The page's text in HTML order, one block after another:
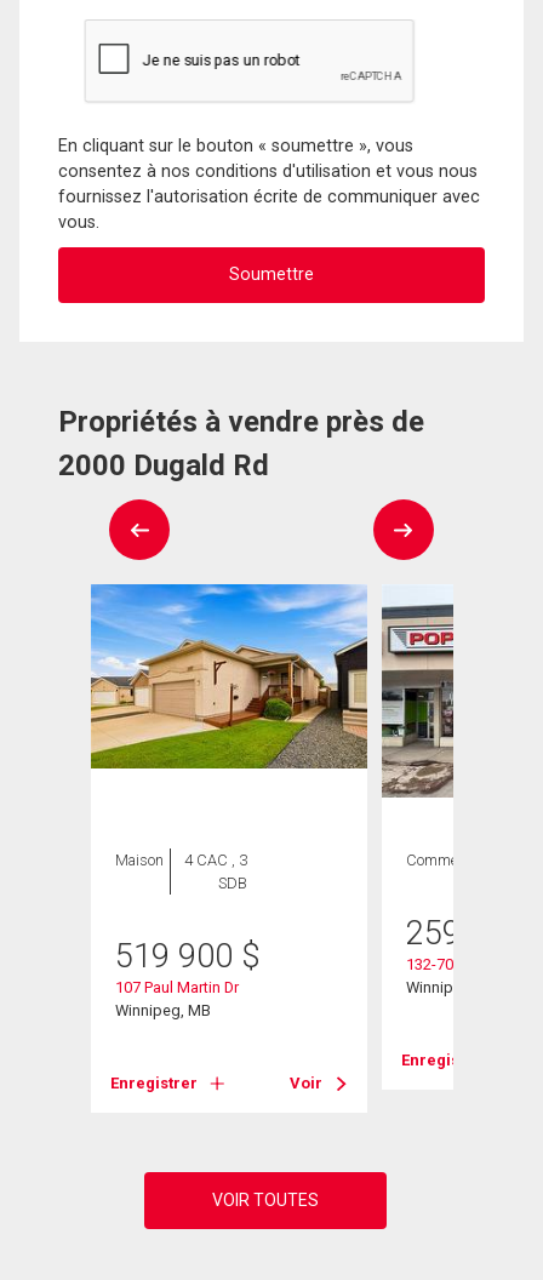
En cliquant sur le bouton « soumettre », vous
consentez à nos conditions d'utilisation et vous nous
fournissez l'autorisation écrite de communiquer avec
vous.
Propriétés à vendre près de
2000 Dugald Rd
Maison
4 CAC , 3
SDB
519 900 $
107 Paul Martin Dr
Winnipeg, MB
Enregistrer Voir
Commercial
259 900
132-701 Regent
Winnipeg, MB
Enregistrer